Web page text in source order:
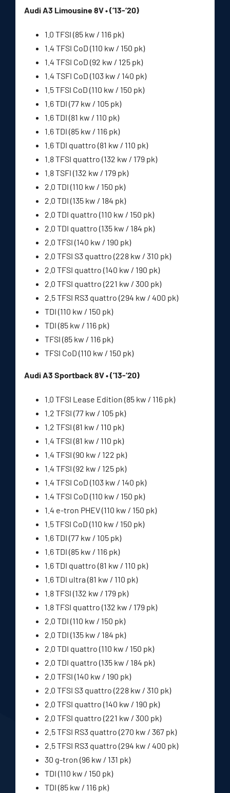
Audi A3 Limousine 8V • (’13-’20)
1.0 TFSI (85 kw / 116 pk)
1.4 TFSI CoD (110 kw / 150 pk)
1.4 TFSI CoD (92 kw / 125 pk)
1.4 TSFI CoD (103 kw / 140 pk)
1.5 TFSI CoD (110 kw / 150 pk)
1.6 TDI (77 kw / 105 pk)
1.6 TDI (81 kw / 110 pk)
1.6 TDI (85 kw / 116 pk)
1.6 TDI quattro (81 kw / 110 pk)
1.8 TFSI quattro (132 kw / 179 pk)
1.8 TSFI (132 kw / 179 pk)
2.0 TDI (110 kw / 150 pk)
2.0 TDI (135 kw / 184 pk)
2.0 TDI quattro (110 kw / 150 pk)
2.0 TDI quattro (135 kw / 184 pk)
2.0 TFSI (140 kw / 190 pk)
2.0 TFSI S3 quattro (228 kw / 310 pk)
2.0 TFSI quattro (140 kw / 190 pk)
2.0 TFSI quattro (221 kw / 300 pk)
2.5 TFSI RS3 quattro (294 kw / 400 pk)
TDI (110 kw / 150 pk)
TDI (85 kw / 116 pk)
TFSI (85 kw / 116 pk)
TFSI CoD (110 kw / 150 pk)
Audi A3 Sportback 8V • (’13-’20)
1.0 TFSI Lease Edition (85 kw / 116 pk)
1.2 TFSI (77 kw / 105 pk)
1.2 TFSI (81 kw / 110 pk)
1.4 TFSI (81 kw / 110 pk)
1.4 TFSI (90 kw / 122 pk)
1.4 TFSI (92 kw / 125 pk)
1.4 TFSI CoD (103 kw / 140 pk)
1.4 TFSI CoD (110 kw / 150 pk)
1.4 e-tron PHEV (110 kw / 150 pk)
1.5 TFSI CoD (110 kw / 150 pk)
1.6 TDI (77 kw / 105 pk)
1.6 TDI (85 kw / 116 pk)
1.6 TDI quattro (81 kw / 110 pk)
1.6 TDI ultra (81 kw / 110 pk)
1.8 TFSI (132 kw / 179 pk)
1.8 TFSI quattro (132 kw / 179 pk)
2.0 TDI (110 kw / 150 pk)
2.0 TDI (135 kw / 184 pk)
2.0 TDI quattro (110 kw / 150 pk)
2.0 TDI quattro (135 kw / 184 pk)
2.0 TFSI (140 kw / 190 pk)
2.0 TFSI S3 quattro (228 kw / 310 pk)
2.0 TFSI quattro (140 kw / 190 pk)
2.0 TFSI quattro (221 kw / 300 pk)
2.5 TFSI RS3 quattro (270 kw / 367 pk)
2.5 TFSI RS3 quattro (294 kw / 400 pk)
30 g-tron (96 kw / 131 pk)
TDI (110 kw / 150 pk)
TDI (85 kw / 116 pk)